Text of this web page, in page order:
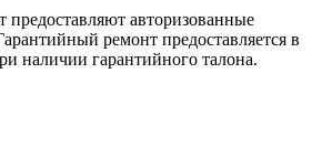
авторизованные
ремонт предоставляется в
наличии гарантийного талона.